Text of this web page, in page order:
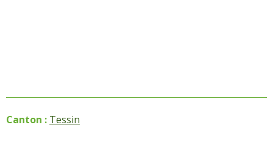
Canton : Tessin